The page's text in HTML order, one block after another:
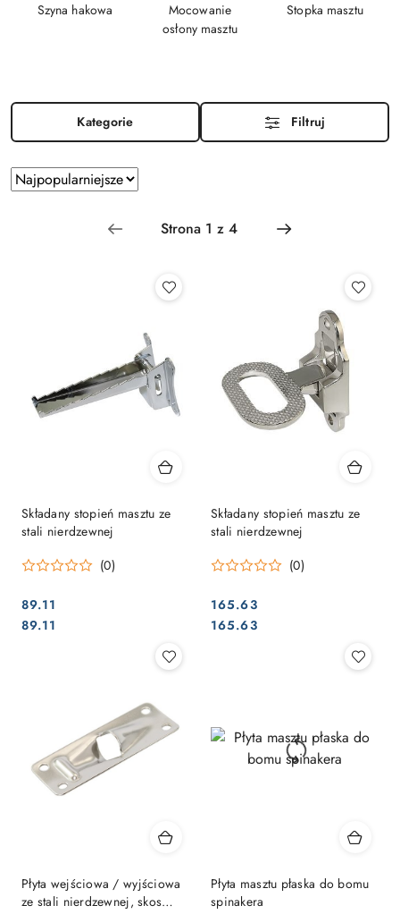
Szyna hakowa
Mocowanie
osłony masztu
Stopka masztu
Kategorie Filtruj
Zastosowano
sortowanie:
Najpopularniejsze.
Sortuj
według
Składany stopień masztu ze
stali nierdzewnej
(0)
Cena:
89.11
Cena:
89.11
Składany stopień masztu ze
stali nierdzewnej
(0)
Cena:
165.63
Cena:
165.63
Płyta wejściowa / wyjściowa
ze stali nierdzewnej, skos
Płyta masztu płaska do bomu
spinakera